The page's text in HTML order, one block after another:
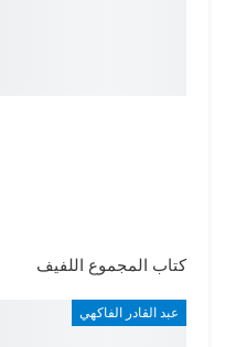
كتاب المجموع اللفيف
عبد القادر الفاكهي